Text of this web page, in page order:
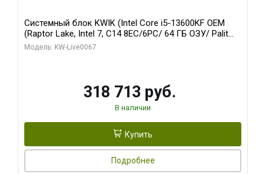
Системный блок KWIK (Intel Core i5-13600KF OEM
(Raptor Lake, Intel 7, C14 8EC/6PC/ 64 ГБ ОЗУ/ Palit
RTX5080 GAMINGPRO OC 16GB GDDR7 256bit 3xDP
Модель: KW-Live0067
318 713 руб.
В наличии
Купить
Подробнее